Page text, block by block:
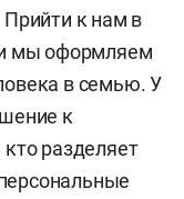
Прийти к нам в
мы оформляем
в семью. У
к
разделяет